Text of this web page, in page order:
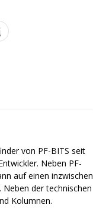
von PF-BITS seit
Neben PF-
auf einen inzwischen
der technischen
Kolumnen.